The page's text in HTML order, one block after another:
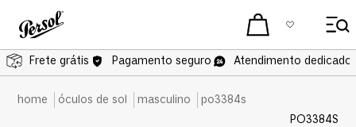
Frete grátis Pagamento seguro Atendimento dedicado
óculos de sol masculino
po3384s
PO3384S